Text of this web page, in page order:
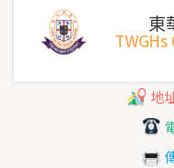
東
地